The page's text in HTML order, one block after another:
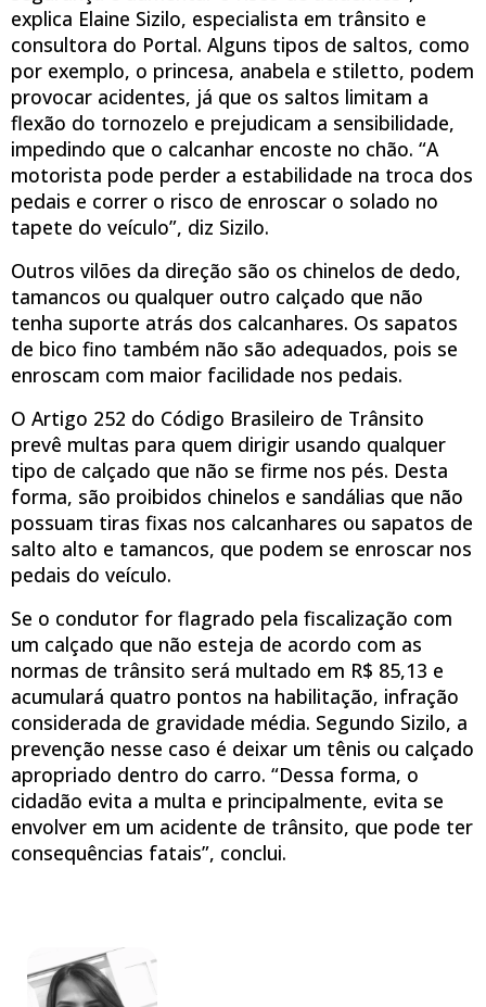
explica Elaine Sizilo, especialista em trânsito e
consultora do Portal. Alguns tipos de saltos, como
por exemplo, o princesa, anabela e stiletto, podem
provocar acidentes, já que os saltos limitam a
flexão do tornozelo e prejudicam a sensibilidade,
impedindo que o calcanhar encoste no chão. “A
motorista pode perder a estabilidade na troca dos
pedais e correr o risco de enroscar o solado no
tapete do veículo”, diz Sizilo.
Outros vilões da direção são os chinelos de dedo,
tamancos ou qualquer outro calçado que não
tenha suporte atrás dos calcanhares. Os sapatos
de bico fino também não são adequados, pois se
enroscam com maior facilidade nos pedais.
O Artigo 252 do Código Brasileiro de Trânsito
prevê multas para quem dirigir usando qualquer
tipo de calçado que não se firme nos pés. Desta
forma, são proibidos chinelos e sandálias que não
possuam tiras fixas nos calcanhares ou sapatos de
salto alto e tamancos, que podem se enroscar nos
pedais do veículo.
Se o condutor for flagrado pela fiscalização com
um calçado que não esteja de acordo com as
normas de trânsito será multado em R$ 85,13 e
acumulará quatro pontos na habilitação, infração
considerada de gravidade média. Segundo Sizilo, a
prevenção nesse caso é deixar um tênis ou calçado
apropriado dentro do carro. “Dessa forma, o
cidadão evita a multa e principalmente, evita se
envolver em um acidente de trânsito, que pode ter
consequências fatais”, conclui.